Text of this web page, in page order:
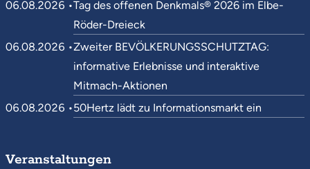
06.08.2026 •Tag des offenen Denkmals® 2026 im Elbe-
Röder-Dreieck
06.08.2026 •Zweiter BEVÖLKERUNGSSCHUTZTAG:
informative Erlebnisse und interaktive
Mitmach-Aktionen
06.08.2026 •50Hertz lädt zu Informationsmarkt ein
Veranstaltungen